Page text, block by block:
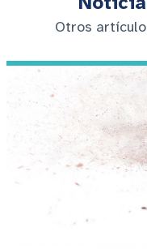
Otros